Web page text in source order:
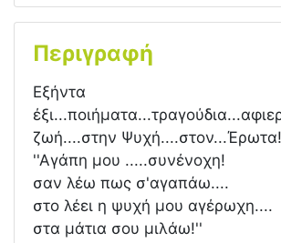
Περιγραφή
Εξήντα
ζωή....στην Ψυχή....στον...Έρωτα!
''Αγάπη μου .....συνένοχη!
σαν λέω πως σ'αγαπάω....
στο λέει η ψυχή μου αγέρωχη....
στα μάτια σου μιλάω!''